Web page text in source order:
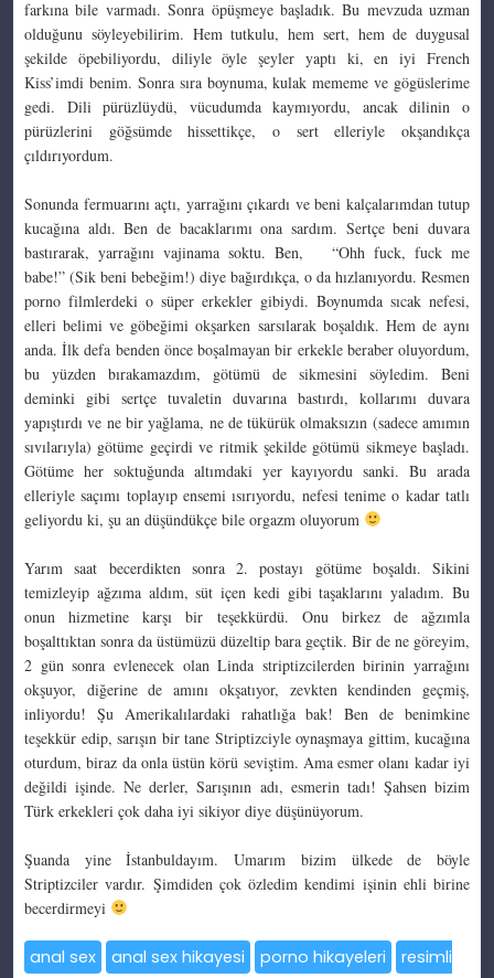
farkına bile varmadı. Sonra öpüşmeye başladık. Bu mevzuda uzman
olduğunu söyleyebilirim. Hem tutkulu, hem sert, hem de duygusal
şekilde öpebiliyordu, diliyle öyle şeyler yaptı ki, en iyi French
Kiss’imdi benim. Sonra sıra boynuma, kulak mememe ve gögüslerime
gedi. Dili pürüzlüydü, vücudumda kaymıyordu, ancak dilinin o
pürüzlerini göğsümde hissettikçe, o sert elleriyle okşandıkça
çıldırıyordum.
Sonunda fermuarını açtı, yarrağını çıkardı ve beni kalçalarımdan tutup
kucağına aldı. Ben de bacaklarımı ona sardım. Sertçe beni duvara
bastırarak, yarrağını vajinama soktu. Ben, “Ohh fuck, fuck me
babe!” (Sik beni bebeğim!) diye bağırdıkça, o da hızlanıyordu. Resmen
porno filmlerdeki o süper erkekler gibiydi. Boynumda sıcak nefesi,
elleri belimi ve göbeğimi okşarken sarsılarak boşaldık. Hem de aynı
anda. İlk defa benden önce boşalmayan bir erkekle beraber oluyordum,
bu yüzden bırakamazdım, götümü de sikmesini söyledim. Beni
deminki gibi sertçe tuvaletin duvarına bastırdı, kollarımı duvara
yapıştırdı ve ne bir yağlama, ne de tükürük olmaksızın (sadece amımın
sıvılarıyla) götüme geçirdi ve ritmik şekilde götümü sikmeye başladı.
Götüme her soktuğunda altımdaki yer kayıyordu sanki. Bu arada
elleriyle saçımı toplayıp ensemi ısırıyordu, nefesi tenime o kadar tatlı
geliyordu ki, şu an düşündükçe bile orgazm oluyorum
Yarım saat becerdikten sonra 2. postayı götüme boşaldı. Sikini
temizleyip ağzıma aldım, süt içen kedi gibi taşaklarını yaladım. Bu
onun hizmetine karşı bir teşekkürdü. Onu birkez de ağzımla
boşalttıktan sonra da üstümüzü düzeltip bara geçtik. Bir de ne göreyim,
2 gün sonra evlenecek olan Linda striptizcilerden birinin yarrağını
okşuyor, diğerine de amını okşatıyor, zevkten kendinden geçmiş,
inliyordu! Şu Amerikalılardaki rahatlığa bak! Ben de benimkine
teşekkür edip, sarışın bir tane Striptizciyle oynaşmaya gittim, kucağına
oturdum, biraz da onla üstün körü seviştim. Ama esmer olanı kadar iyi
değildi işinde. Ne derler, Sarışının adı, esmerin tadı! Şahsen bizim
Türk erkekleri çok daha iyi sikiyor diye düşünüyorum.
Şuanda yine İstanbuldayım. Umarım bizim ülkede de böyle
Striptizciler vardır. Şimdiden çok özledim kendimi işinin ehli birine
becerdirmeyi
anal sex anal sex hikayesi porno hikayeleri resimli